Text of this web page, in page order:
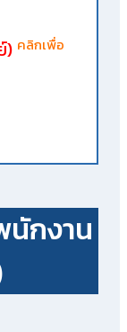
) คลิกเพื่อ
นักงาน